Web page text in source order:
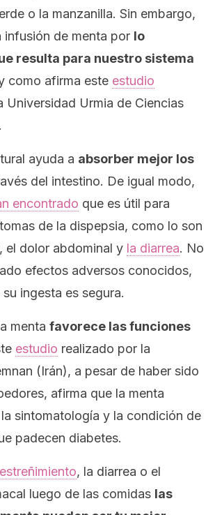
o la manzanilla. Sin embargo,
infusión de menta por lo
resulta para nuestro sistema
como afirma este estudio
Universidad Urmia de Ciencias
ayuda a absorber mejor los
del intestino. De igual modo,
encontrado que es útil para
de la dispepsia, como lo son
el dolor abdominal y la diarrea. No
efectos adversos conocidos,
ingesta es segura.
menta favorece las funciones
estudio realizado por la
(Irán), a pesar de haber sido
afirma que la menta
sintomatología y la condición de
padecen diabetes.
, la diarrea o el
luego de las comidas las